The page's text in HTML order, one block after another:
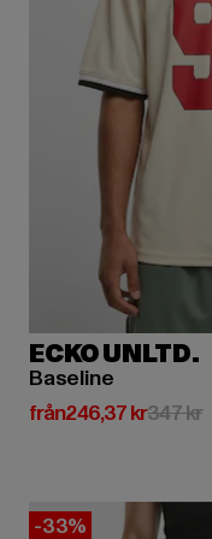
ECKO UNLTD.
Baseline
från246,37 kr
Nuvarande pris: Från
347 kr
-33%